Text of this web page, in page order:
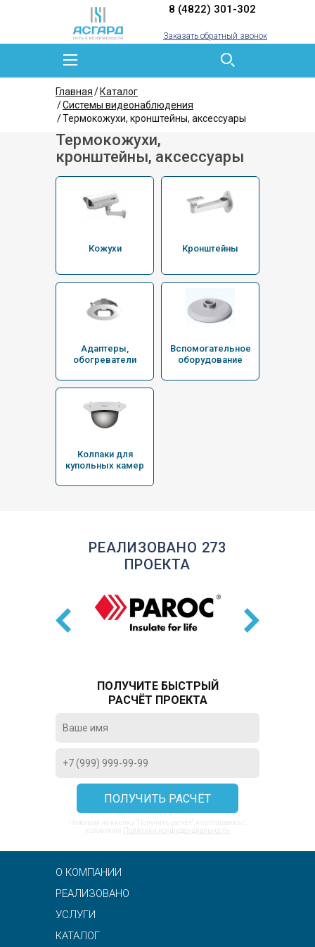
8 (4822) 301-302
Заказать обратный звонок
Главная
Каталог
Системы видеонаблюдения
Термокожухи, кронштейны, аксессуары
Термокожухи,
кронштейны, аксессуары
Кожухи Кронштейны
Адаптеры,
обогреватели
Вспомогательное
оборудование
Колпаки для
купольных камер
РЕАЛИЗОВАНО 273
ПРОЕКТА
ПОЛУЧИТЕ БЫСТРЫЙ
РАСЧЁТ ПРОЕКТА
Нажимая на кнопку "Получить расчёт", я соглашаюсь с
условиями
Политики конфиденциальности
О КОМПАНИИ
РЕАЛИЗОВАНО
УСЛУГИ
КАТАЛОГ